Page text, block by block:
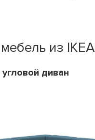
из IKEA
угловой диван